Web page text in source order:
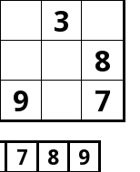
3
8
9 7
7 8 9